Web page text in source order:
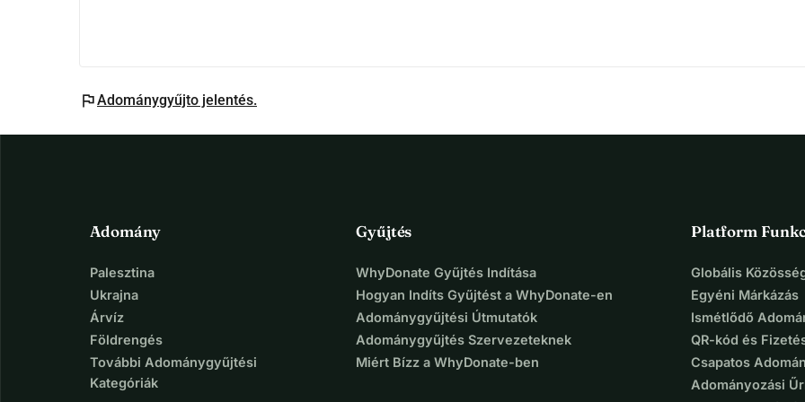
flagAdománygyűjto jelentés.
Adomány
Palesztina
Ukrajna
Árvíz
Földrengés
További Adománygyűjtési
Kategóriák
Gyűjtés
WhyDonate Gyűjtés Indítása
Hogyan Indíts Gyűjtést a WhyDonate-en
Adománygyűjtési Útmutatók
Adománygyűjtés Szervezeteknek
Miért Bízz a WhyDonate-ben
Platform
Globális
Egyéni Márkázás
Ismétlődő
QR-kód és
Csapatos
Adományozási